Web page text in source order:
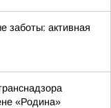
заботы: активная
«Родина»